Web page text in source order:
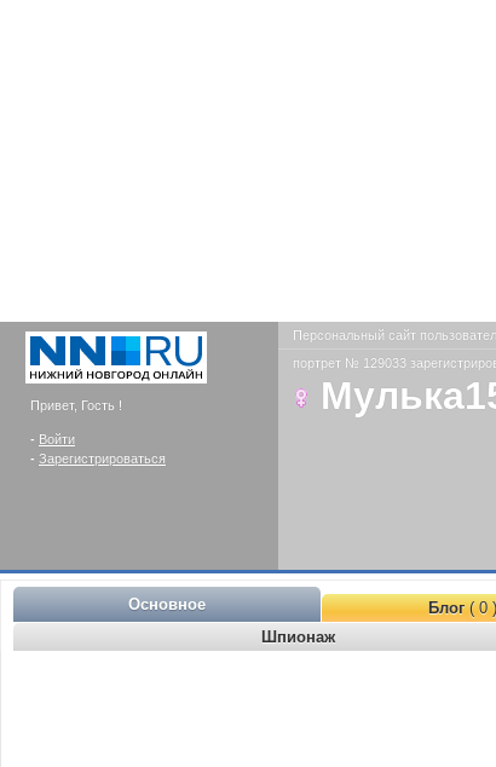
Привет, Гость !
- Войти
- Зарегистрироваться
Персональный сайт
портрет № 129033
Основное Блог( 0 )
Шпионаж